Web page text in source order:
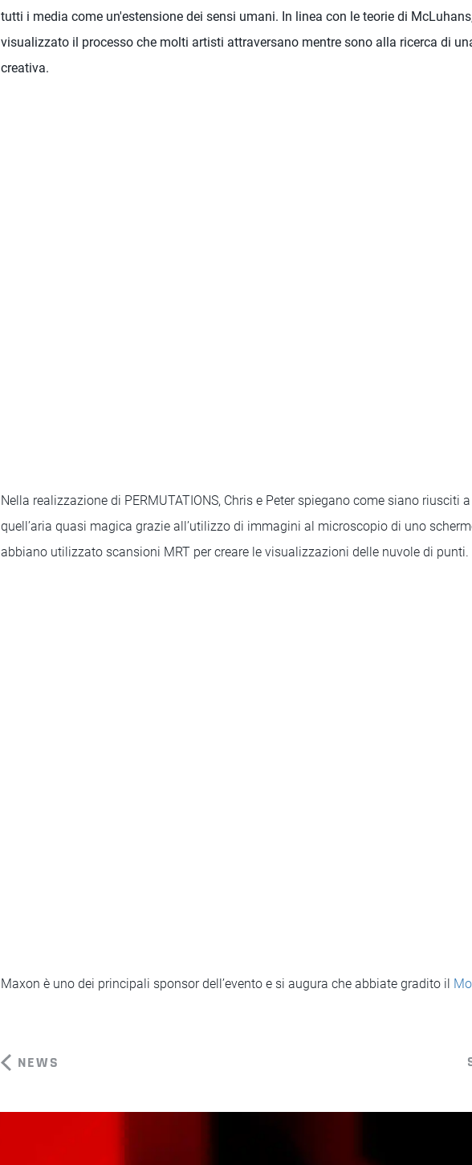
tutti i media come un'estensione dei sensi umani. In linea con le teorie di
visualizzato il processo che molti artisti attraversano mentre sono alla ricerca di
creativa.
Nella realizzazione di PERMUTATIONS, Chris e Peter spiegano come siano riusciti
quell’aria quasi magica grazie all’utilizzo di immagini al microscopio di uno
abbiano utilizzato scansioni MRT per creare le visualizzazioni delle nuvole di punti.
Maxon è uno dei principali sponsor dell’evento e si augura che abbiate gradito il
NEWS